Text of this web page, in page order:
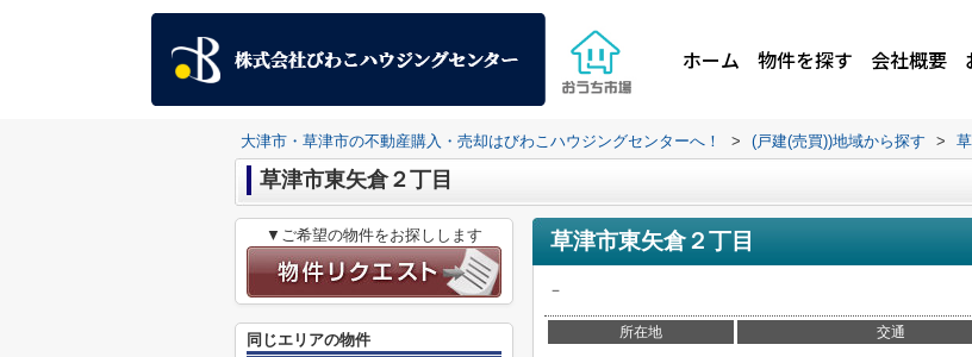
ホーム 物件を探す 会社概要
大津市・草津市の不動産購入・売却はびわこハウジングセンターへ！ > (戸建(売買))地域から探す >
草津市東矢倉２丁目
草津市東矢倉２丁目
－
所在地 交通
▼ご希望の物件をお探しします
同じエリアの物件